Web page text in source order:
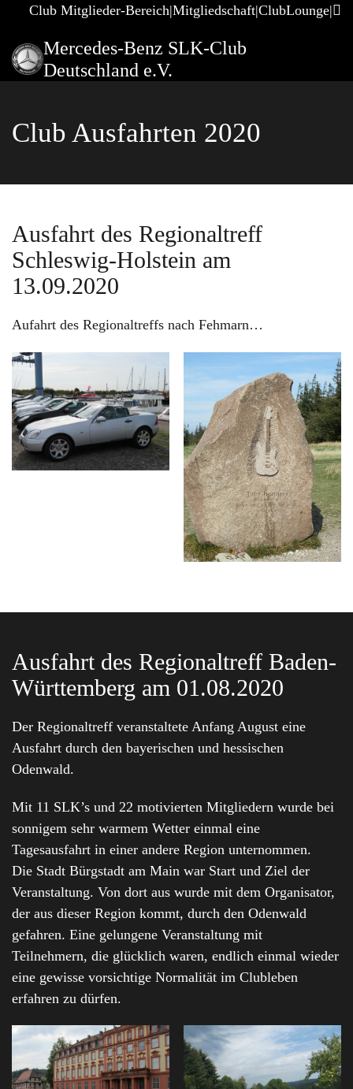
Club Mitglieder-Bereich Mitgliedschaft ClubLounge
Mercedes-Benz SLK-Club
Deutschland e.V.
Club Ausfahrten 2020
Ausfahrt des Regionaltreff
Schleswig-Holstein am
13.09.2020
Aufahrt des Regionaltreffs nach Fehmarn…
Ausfahrt des Regionaltreff Baden-
Württemberg am 01.08.2020
Der Regionaltreff veranstaltete Anfang August eine
Ausfahrt durch den bayerischen und hessischen
Odenwald.
Mit 11 SLK’s und 22 motivierten Mitgliedern wurde bei
sonnigem sehr warmem Wetter einmal eine
Tagesausfahrt in einer andere Region unternommen.
Die Stadt Bürgstadt am Main war Start und Ziel der
Veranstaltung. Von dort aus wurde mit dem Organisator,
der aus dieser Region kommt, durch den Odenwald
gefahren. Eine gelungene Veranstaltung mit
Teilnehmern, die glücklich waren, endlich einmal wieder
eine gewisse vorsichtige Normalität im Clubleben
erfahren zu dürfen.